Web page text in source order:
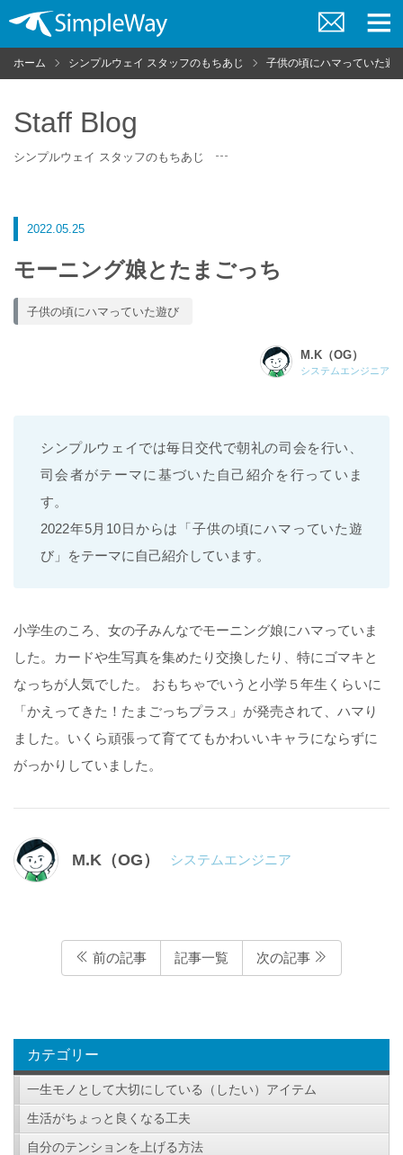
問
い
ニ
ュ
ホーム シンプルウェイ スタッフのもちあじ 子供の頃にハマっていた遊
Staff Blog
シンプルウェイ スタッフのもちあじ
2022.05.25
モーニング娘とたまごっち
子供の頃にハマっていた遊び
M.K（OG）
システムエンジニア
シンプルウェイでは毎日交代で朝礼の司会を行い、
司会者がテーマに基づいた自己紹介を行っていま
す。
2022年5月10日からは「子供の頃にハマっていた遊
び」をテーマに自己紹介しています。
小学生のころ、女の子みんなでモーニング娘にハマっていま
した。カードや生写真を集めたり交換したり、特にゴマキと
なっちが人気でした。 おもちゃでいうと小学５年生くらいに
「かえってきた！たまごっちプラス」が発売されて、ハマり
ました。いくら頑張って育ててもかわいいキャラにならずに
がっかりしていました。
M.K（OG） システムエンジニア
前の記事 記事一覧 次の記事
カテゴリー
一生モノとして大切にしている（したい）アイテム
生活がちょっと良くなる工夫
自分のテンションを上げる方法